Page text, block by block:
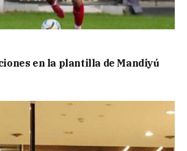
en la plantilla de Mandiyú